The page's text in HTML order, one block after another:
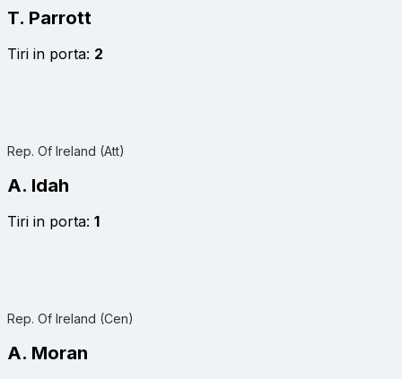
T. Parrott
Tiri in porta: 2
Rep. Of Ireland (Att)
A. Idah
Tiri in porta: 1
Rep. Of Ireland (Cen)
A. Moran